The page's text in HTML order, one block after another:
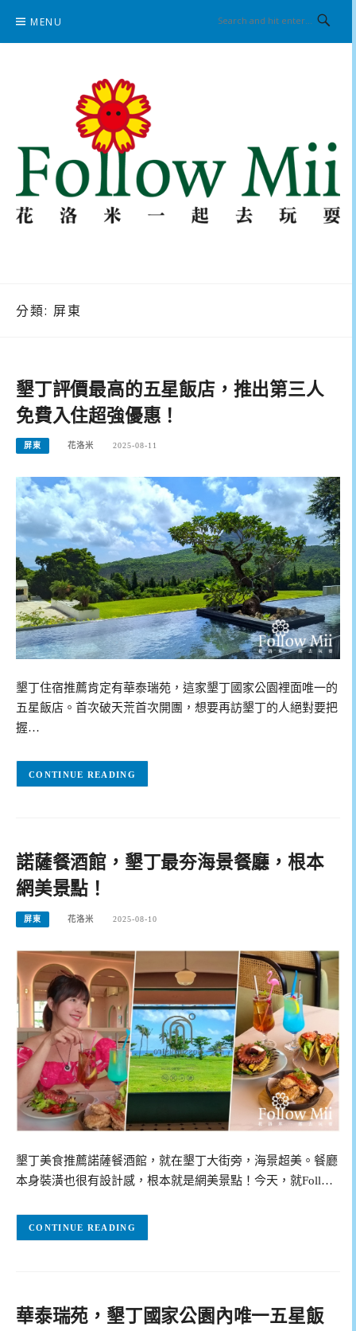
content
MENU
分類: 屏東
墾丁評價最高的五星飯店，推出第三人
免費入住超強優惠！
屏東 花洛米 2025-08-11
墾丁住宿推薦肯定有華泰瑞苑，這家墾丁國家公園裡面唯一的
五星飯店。首次破天荒首次開團，想要再訪墾丁的人絕對要把
握…
CONTINUE READING
諾薩餐酒館，墾丁最夯海景餐廳，根本
網美景點！
屏東 花洛米 2025-08-10
墾丁美食推薦諾薩餐酒館，就在墾丁大街旁，海景超美。餐廳
本身裝潢也很有設計感，根本就是網美景點！今天，就Foll…
CONTINUE READING
華泰瑞苑，墾丁國家公園內唯一五星飯